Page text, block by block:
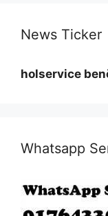
News Ticker
benötigen
Whatsapp